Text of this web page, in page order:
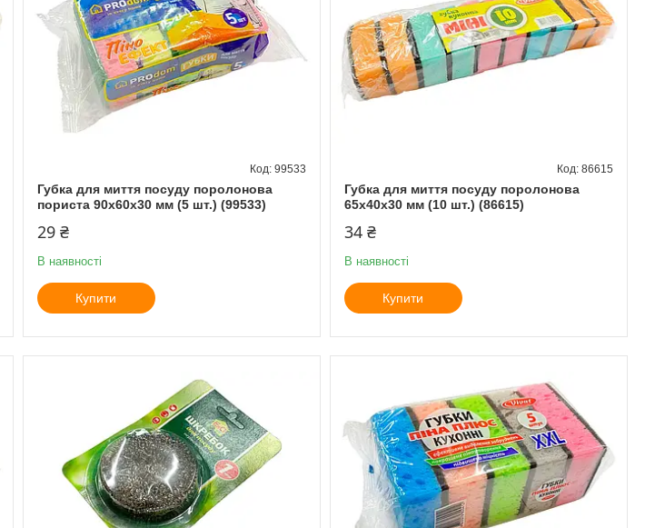
Губка для миття посуду поролонова
пориста 90х60х30 мм (5 шт.) (99533)
99533
29 ₴
В наявності
Купити
Губка для миття посуду поролонова
65х40х30 мм (10 шт.) (86615)
86615
34 ₴
В наявності
Купити